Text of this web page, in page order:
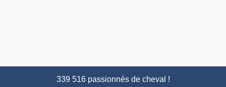
339 516 passionnés de cheval !